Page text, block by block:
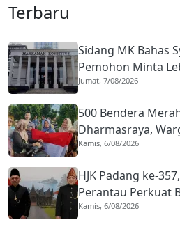
Terbaru
Sidang MK Bahas
Pemohon Minta
Jumat, 7/08/2026
500 Bendera
Dharmasraya,
hingga 31 Agustus
Kamis, 6/08/2026
HJK Padang ke-
Perantau Perkuat
Kota Gastronomi
Kamis, 6/08/2026